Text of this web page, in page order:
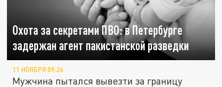
Охота за секретами ПВО: в Петербурге
задержан агент пакистанской разведки
11 НОЯБРЯ 09:26
Мужчина пытался вывезти за границу